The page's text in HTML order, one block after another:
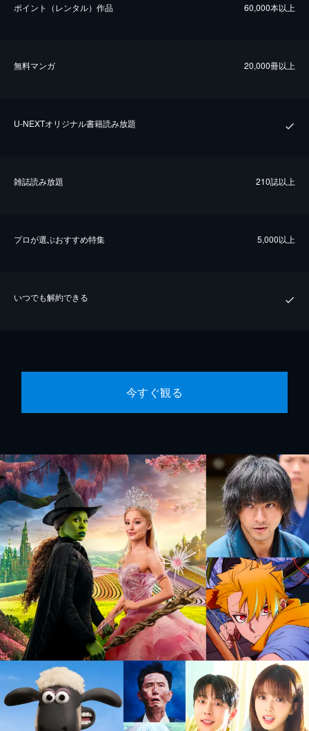
ポイント（レンタル）作品 60,000本以上
無料マンガ 20,000冊以上
U-NEXTオリジナル書籍読み放題
雑誌読み放題 210誌以上
プロが選ぶおすすめ特集 5,000以上
いつでも解約できる
今すぐ観る